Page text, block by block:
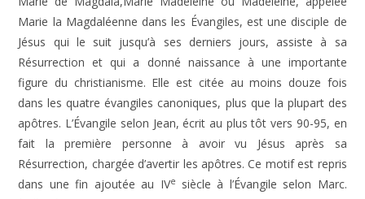
Marie la Magdaléenne dans les Évangiles, est une disciple de
Jésus qui le suit jusqu’à ses derniers jours, assiste à sa
Résurrection et qui a donné naissance à une importante
figure du christianisme. Elle est citée au moins douze fois
dans les quatre évangiles canoniques, plus que la plupart des
apôtres. L’Évangile selon Jean, écrit au plus tôt vers 90-95, en
fait la première personne à avoir vu Jésus après sa
Résurrection, chargée d’avertir les apôtres. Ce motif est repris
dans une fin ajoutée au IVe
siècle à l’Évangile selon Marc.